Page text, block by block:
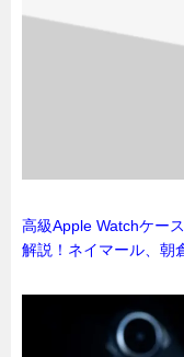
高級Apple Watchケー
解説！ネイマール、朝